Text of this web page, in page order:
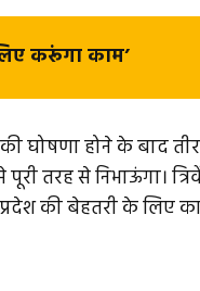
करूंगा काम’
घोषणा होने के बाद
पूरी तरह से निभाऊंगा।
की बेहतरी के लिए